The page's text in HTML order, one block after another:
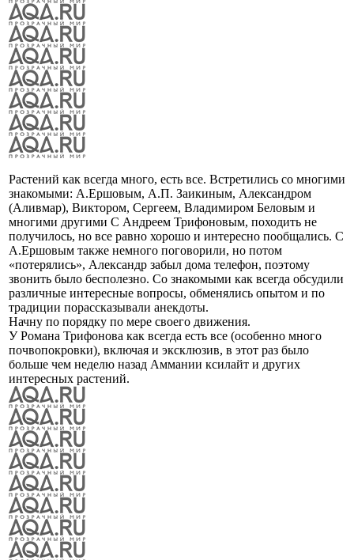
Растений как всегда много, есть все. Встретились со многими
знакомыми: А.Ершовым, А.П. Заикиным, Александром
(Аливмар), Виктором, Сергеем, Владимиром Беловым и
многими другими С Андреем Трифоновым, походить не
получилось, но все равно хорошо и интересно пообщались. С
А.Ершовым также немного поговорили, но потом
«потерялись», Александр забыл дома телефон, поэтому
звонить было бесполезно. Со знакомыми как всегда обсудили
различные интересные вопросы, обменялись опытом и по
традиции порассказывали анекдоты.
Начну по порядку по мере своего движения.
У Романа Трифонова как всегда есть все (особенно много
почвопокровки), включая и эксклюзив, в этот раз было
больше чем неделю назад Аммании ксилайт и других
интересных растений.